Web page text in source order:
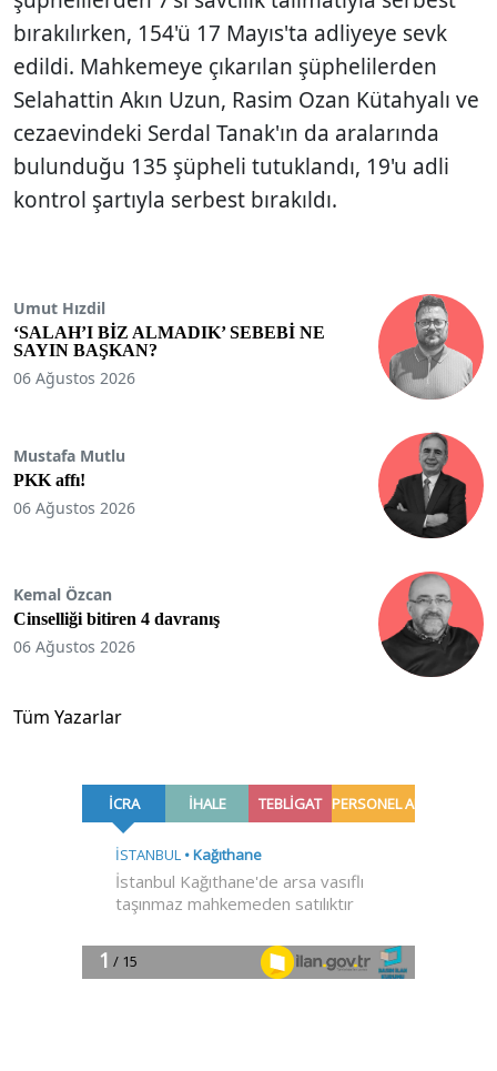
bırakılırken, 154'ü 17 Mayıs'ta adliyeye sevk
edildi. Mahkemeye çıkarılan şüphelilerden
Selahattin Akın Uzun, Rasim Ozan Kütahyalı ve
cezaevindeki Serdal Tanak'ın da aralarında
bulunduğu 135 şüpheli tutuklandı, 19'u adli
kontrol şartıyla serbest bırakıldı.
Umut Hızdil
‘SALAH’I BİZ ALMADIK’ SEBEBİ NE
SAYIN BAŞKAN?
06 Ağustos 2026
Mustafa Mutlu
PKK affı!
06 Ağustos 2026
Kemal Özcan
Cinselliği bitiren 4 davranış
06 Ağustos 2026
Tüm Yazarlar